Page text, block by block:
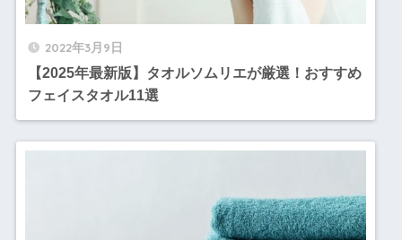
2022年3月9日
【2025年最新版】タオルソムリエが厳選！おすすめ
フェイスタオル11選